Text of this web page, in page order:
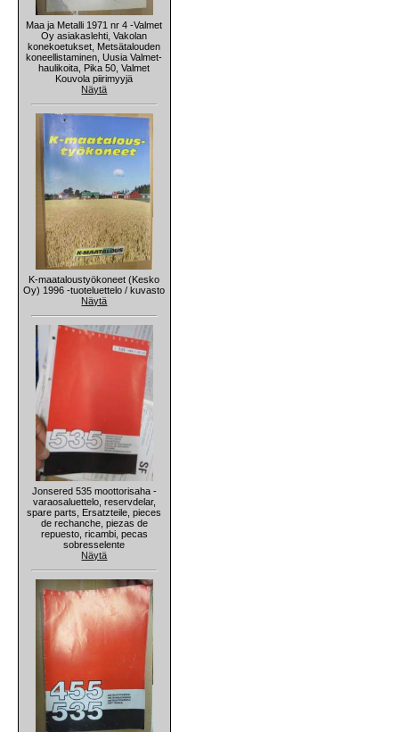
Maa ja Metalli 1971 nr 4 -Valmet
Oy asiakaslehti, Vakolan
konekoetukset, Metsätalouden
koneellistaminen, Uusia Valmet-
haulikoita, Pika 50, Valmet
Kouvola piirimyyjä
Näytä
K-maataloustyökoneet (Kesko
Oy) 1996 -tuoteluettelo / kuvasto
Näytä
Jonsered 535 moottorisaha -
varaosaluettelo, reservdelar,
spare parts, Ersatzteile, pieces
de rechanche, piezas de
repuesto, ricambi, pecas
sobresselente
Näytä